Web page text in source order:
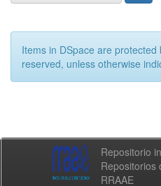
Items in DSpace are
reserved, unless otherwise
Repositorio
Repositorios
RRAAE